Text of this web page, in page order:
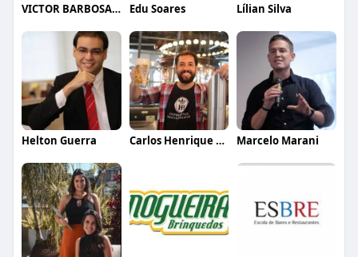
VICTOR BARBOSA QUARANTA Edu Soares Lílian Silva
Helton Guerra Carlos Henrique de Faria Vasconcelos Marcelo Marani